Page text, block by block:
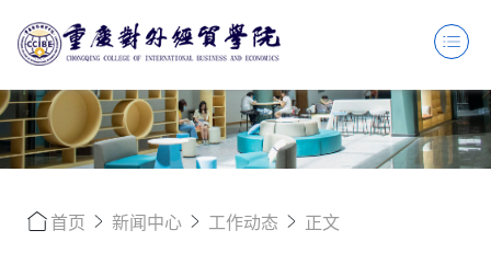
首页 新闻中心 工作动态 正文